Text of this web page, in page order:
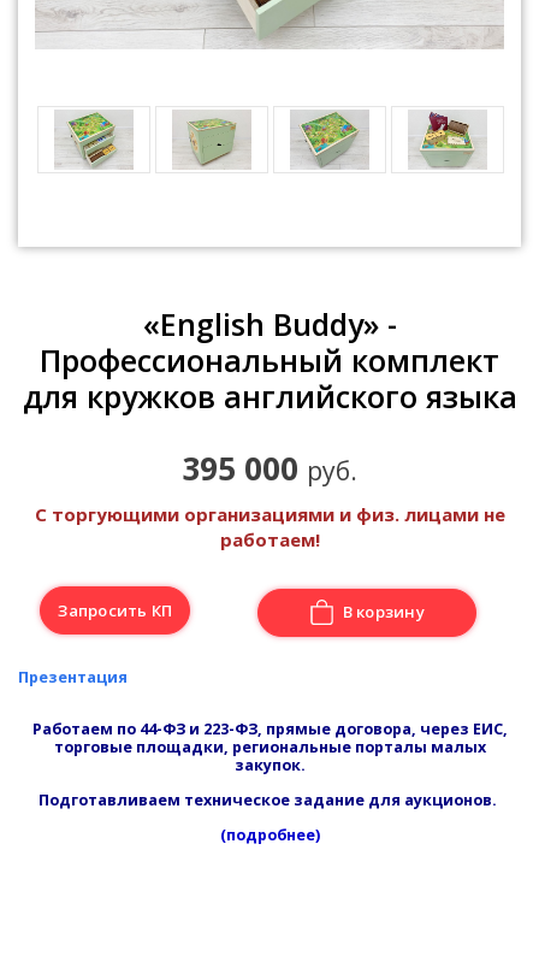
«English Buddy» -
Профессиональный комплект
для кружков английского языка
395 000 руб.
С торгующими организациями и физ. лицами не
работаем!
Запросить КП В корзину
Презентация
Работаем по 44-ФЗ и 223-ФЗ, прямые договора, через ЕИС,
торговые площадки, региональные порталы малых
закупок.
Подготавливаем техническое задание для аукционов.
(подробнее)